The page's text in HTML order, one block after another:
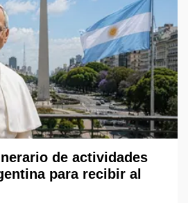
de actividades
para recibir al